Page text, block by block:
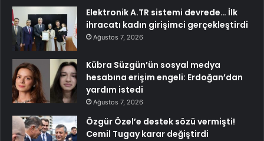
Elektronik A.TR sistemi devrede… İlk
ihracatı kadın girişimci gerçekleştirdi
Ağustos 7, 2026
Kübra Süzgün’ün sosyal medya
hesabına erişim engeli: Erdoğan’dan
yardım istedi
Ağustos 7, 2026
Özgür Özel’e destek sözü vermişti!
Cemil Tugay karar değiştirdi